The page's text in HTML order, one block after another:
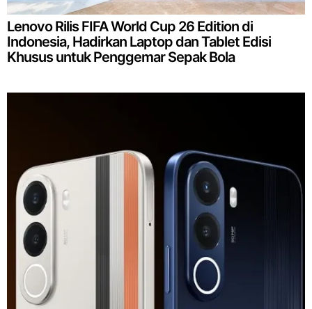
Lenovo Rilis FIFA World Cup 26 Edition di
Indonesia, Hadirkan Laptop dan Tablet Edisi
Khusus untuk Penggemar Sepak Bola